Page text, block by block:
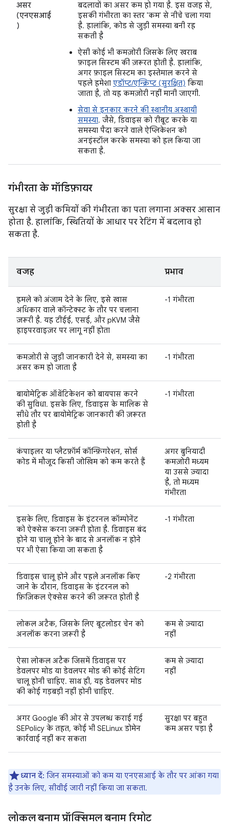
असर
(एनएसआई​
)
बदलावों का असर कम हो गया है. इस वजह से,
इसकी गंभीरता का स्तर 'कम' से नीचे चला गया
है. हालांकि, कोड से जुड़ी समस्या बनी रह
सकती है
ऐसी कोई भी कमज़ोरी जिसके लिए खराब
फ़ाइल सिस्टम की ज़रूरत होती है. हालांकि,
अगर फ़ाइल सिस्टम का इस्तेमाल करने से
पहले हमेशा एडॉप्ट/एन्क्रिप्ट (सुरक्षित) किया
जाता है, तो यह कमज़ोरी नहीं मानी जाएगी.
सेवा से इनकार करने की स्थानीय अस्थायी
समस्या. जैसे, डिवाइस को रीबूट करके या
समस्या पैदा करने वाले ऐप्लिकेशन को
अनइंस्टॉल करके समस्या को हल किया जा
सकता है.
गंभीरता के मॉडिफ़ायर
सुरक्षा से जुड़ी कमियों की गंभीरता का पता लगाना अक्सर आसान
होता है. हालांकि, स्थितियों के आधार पर रेटिंग में बदलाव हो
सकता है.
वजह प्रभाव
हमले को अंजाम देने के लिए, इसे खास
अधिकार वाले कॉन्टेक्स्ट के तौर पर चलाना
ज़रूरी है. यह टीईई, एसई, और pKVM जैसे
हाइपरवाइज़र पर लागू नहीं होता
-1 गंभीरता
कमज़ोरी से जुड़ी जानकारी देने से, समस्या का
असर कम हो जाता है
-1 गंभीरता
बायोमेट्रिक ऑथेंटिकेशन को बायपास करने
की सुविधा. इसके लिए, डिवाइस के मालिक से
सीधे तौर पर बायोमेट्रिक जानकारी की ज़रूरत
होती है
-1 गंभीरता
कंपाइलर या प्लैटफ़ॉर्म कॉन्फ़िगरेशन, सोर्स
कोड में मौजूद किसी जोखिम को कम करते हैं
अगर बुनियादी
कमज़ोरी मध्यम
या उससे ज़्यादा
है, तो मध्यम
गंभीरता
इसके लिए, डिवाइस के इंटरनल कॉम्पोनेंट
को ऐक्सेस करना ज़रूरी होता है. डिवाइस बंद
होने या चालू होने के बाद से अनलॉक न होने
पर भी ऐसा किया जा सकता है
-1 गंभीरता
डिवाइस चालू होने और पहले अनलॉक किए
जाने के दौरान, डिवाइस के इंटरनल को
फ़िज़िकल ऐक्सेस करने की ज़रूरत होती है
-2 गंभीरता
लोकल अटैक, जिसके लिए बूटलोडर चेन को
अनलॉक करना ज़रूरी है
कम से ज़्यादा
नहीं
ऐसा लोकल अटैक जिसमें डिवाइस पर
डेवलपर मोड या डेवलपर मोड की कोई सेटिंग
चालू होनी चाहिए. साथ ही, यह डेवलपर मोड
की कोई गड़बड़ी नहीं होनी चाहिए.
कम से ज़्यादा
नहीं
अगर Google की ओर से उपलब्ध कराई गई
SEPolicy के तहत, कोई भी SELinux डोमेन
कार्रवाई नहीं कर सकता
सुरक्षा पर बहुत
कम असर पड़ा है
ध्यान दें: जिन समस्याओं को कम या एनएसआई के तौर पर आंका गया
है उनके लिए, सीवीई जारी नहीं किया जा सकता.
लोकल बनाम प्रॉक्सिमल बनाम रिमोट